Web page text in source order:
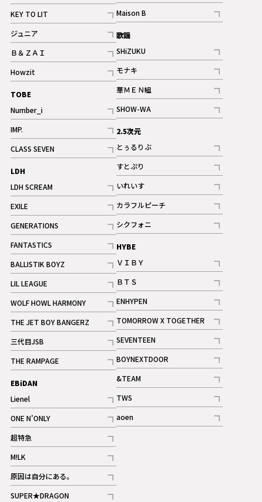
記事
KEY TO LIT
記事
ジュニア
記事
Ｂ＆ＺＡＩ
記事
Howzit
記事
TOBE
Number_i
記事
IMP.
記事
CLASS SEVEN
記事
LDH
LDH SCREAM
記事
EXILE
記事
GENERATIONS
記事
FANTASTICS
記事
BALLISTIK BOYZ
記事
LIL LEAGUE
記事
WOLF HOWL HARMONY
記事
THE JET BOY BANGERZ
記事
三代目JSB
記事
THE RAMPAGE
記事
ギャラリー
EBiDAN
Lienel
記事
ONE N’ONLY
記事
超特急
記事
M!LK
記事
原因は自分にある。
記事
SUPER★DRAGON
記事
ギャラリー
Maison B
記事
歌謡
SHiZUKU
記事
モナキ
記事
華ＭＥＮ組
記事
SHOW-WA
記事
2.5次元
とぅるりぶ
記事
すとぷり
記事
ギャラリー
いれいす
記事
ギャラリー
カラフルピーチ
記事
シクフォニ
記事
HYBE
ＶＩＢＹ
記事
ＢＴＳ
記事
ENHYPEN
記事
TOMORROW X TOGETHER
記事
ギャラリー
SEVENTEEN
記事
BOYNEXTDOOR
記事
&TEAM
記事
TWS
記事
aoen
記事